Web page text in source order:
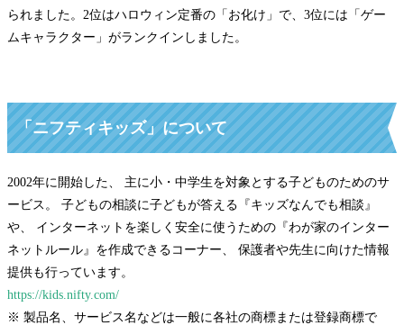
られました。2位はハロウィン定番の「お化け」で、3位には「ゲー
ムキャラクター」がランクインしました。
「ニフティキッズ」について
2002年に開始した、 主に小・中学生を対象とする子どものためのサ
ービス。 子どもの相談に子どもが答える『キッズなんでも相談』
や、 インターネットを楽しく安全に使うための『わが家のインター
ネットルール』を作成できるコーナー、 保護者や先生に向けた情報
提供も行っています。
https://kids.nifty.com/
※ 製品名、サービス名などは一般に各社の商標または登録商標で